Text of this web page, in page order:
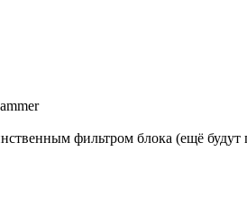
фильтром блока (ещё